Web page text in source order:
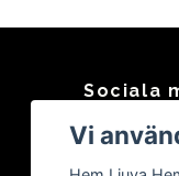
Sociala
Facebook
Vi